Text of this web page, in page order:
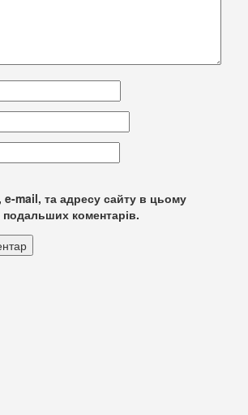
e-mail, та адресу сайту в цьому
подальших коментарів.